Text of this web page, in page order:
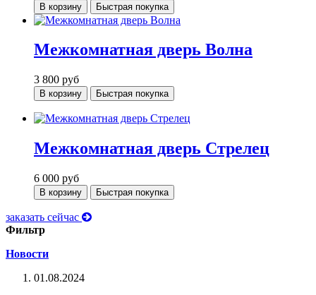
В корзину Быстрая покупка
Межкомнатная дверь Волна
3 800 руб
В корзину Быстрая покупка
Межкомнатная дверь Стрелец
6 000 руб
В корзину Быстрая покупка
заказать сейчас
Фильтр
Новости
01.08.2024